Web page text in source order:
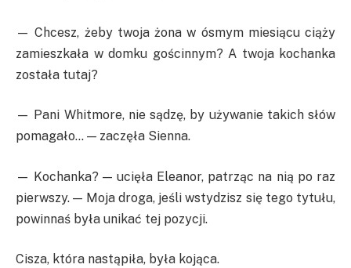
— Chcesz, żeby twoja żona w ósmym miesiącu ciąży
zamieszkała w domku gościnnym? A twoja kochanka
została tutaj?
— Pani Whitmore, nie sądzę, by używanie takich słów
pomagało… — zaczęła Sienna.
— Kochanka? — ucięła Eleanor, patrząc na nią po raz
pierwszy. — Moja droga, jeśli wstydzisz się tego tytułu,
powinnaś była unikać tej pozycji.
Cisza, która nastąpiła, była kojąca.